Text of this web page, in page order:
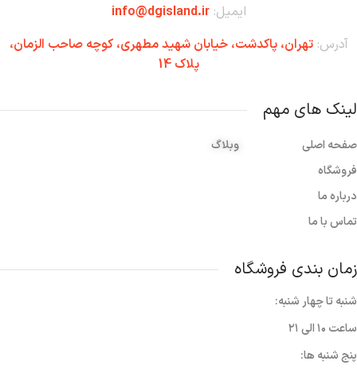
ایمیل:info@dgisland.ir
آدرس:تهران،‌ پاکدشت، خیابان شهید مطهری، کوچه صاحب الزمان،
پلاک 14
لینک های مهم
صفحه اصلی
فروشگاه
درباره ما
تماس با ما
وبلاگ
زمان بندی فروشگاه
شنبه تا چهار شنبه:
ساعت ۱۰ الی ۲۱
پنج شنبه ها: